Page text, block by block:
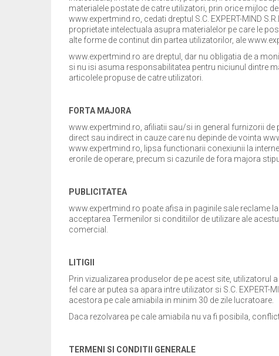
materialele postate de catre utilizatori, prin orice mijloc
www.expertmind.ro, cedati dreptul S.C. EXPERT-MIND
proprietate intelectuala asupra materialelor pe care le
alte forme de continut din partea utilizatorilor, ale
www.expertmind.ro are dreptul, dar nu obligatia de a
si nu isi asuma responsabilitatea pentru niciunul dintre
articolele propuse de catre utilizatori.
FORTA MAJORA
www.expertmind.ro, afiliatii sau/si in general furnizorii
direct sau indirect in cauze care nu depinde de vointa
www.expertmind.ro, lipsa functionarii conexiunii la
erorile de operare, precum si cazurile de fora majora
PUBLICITATEA
www.expertmind.ro poate afisa in paginile sale reclame
acceptarea Termenilor si conditiilor de utilizare ale
comercial.
LITIGII
Prin vizualizarea produselor de pe acest site, utilizatorul
fel care ar putea sa apara intre utilizator si S.C. EXPERT-
acestora pe cale amiabila in minim 30 de zile lucratoare.
Daca rezolvarea pe cale amiabila nu va fi posibila,
TERMENI SI CONDITII GENERALE